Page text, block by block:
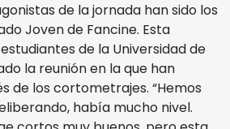
de la jornada han sido los
Joven de Fancine. Esta
de la Universidad de
la reunión en la que han
de los cortometrajes. “Hemos
había mucho nivel.